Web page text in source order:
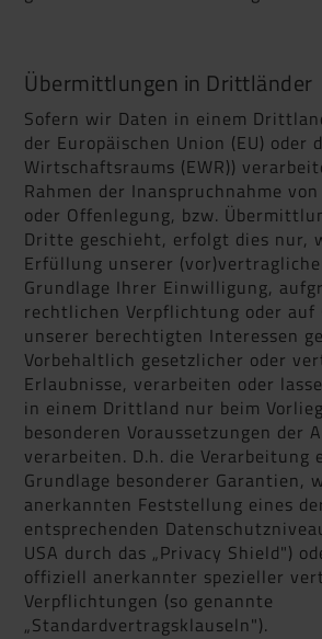
Übermittlungen in Drittländer
Sofern wir Daten in einem
der Europäischen Union (EU) oder
Wirtschaftsraums (EWR))
Rahmen der Inanspruchnahme
oder Offenlegung, bzw.
Dritte geschieht, erfolgt dies nur,
Erfüllung unserer
Grundlage Ihrer Einwilligung,
rechtlichen Verpflichtung oder auf
unserer berechtigten Interessen
Vorbehaltlich gesetzlicher oder
Erlaubnisse, verarbeiten oder
in einem Drittland nur beim
besonderen Voraussetzungen der
verarbeiten. D.h. die Verarbeitung
Grundlage besonderer Garantien,
anerkannten Feststellung eines
entsprechenden
USA durch das „Privacy Shield")
offiziell anerkannter spezieller
Verpflichtungen (so genannte
„Standardvertragsklauseln").